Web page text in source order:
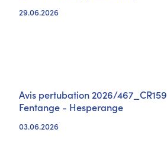
29.06.2026
Avis pertubation 2026/467_CR159
Fentange - Hesperange
03.06.2026